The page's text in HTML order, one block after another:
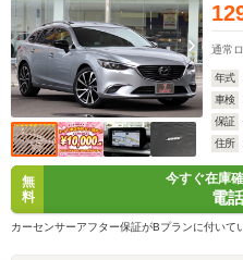
通常
年式
車検
保証
住所
無
料
今すぐ在庫
電
カーセンサーアフター保証がBプランに付いて